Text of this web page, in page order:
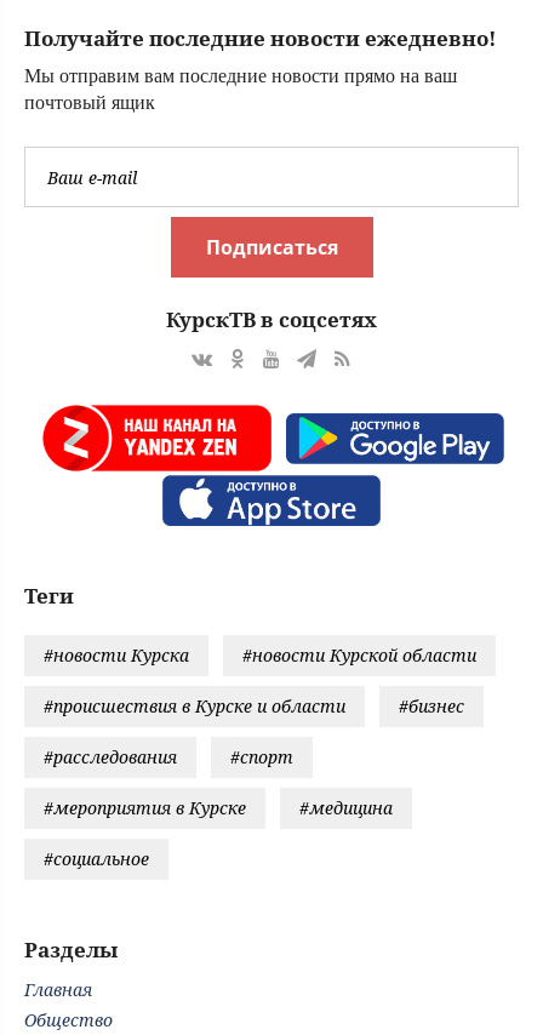
Получайте последние новости ежедневно!
Мы отправим вам последние новости прямо на ваш
почтовый ящик
Подписаться
КурскТВ в соцсетях
Теги
#новости Курска #новости Курской области
#происшествия в Курске и области #бизнес
#расследования #спорт
#мероприятия в Курске #медицина
#социальное
Разделы
Главная
Общество